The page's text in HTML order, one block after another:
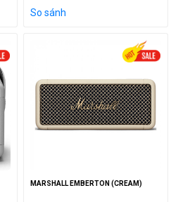
So sánh
MARSHALL EMBERTON (CREAM)